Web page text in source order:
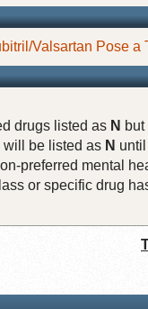
Valsartan Pose
drugs listed as N
will be listed as N
preferred mental
or specific drug